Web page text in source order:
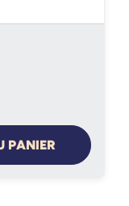
PANIER